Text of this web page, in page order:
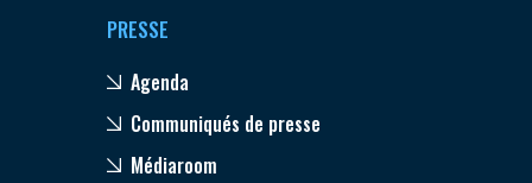
PRESSE
Agenda
Communiqués de presse
Médiaroom